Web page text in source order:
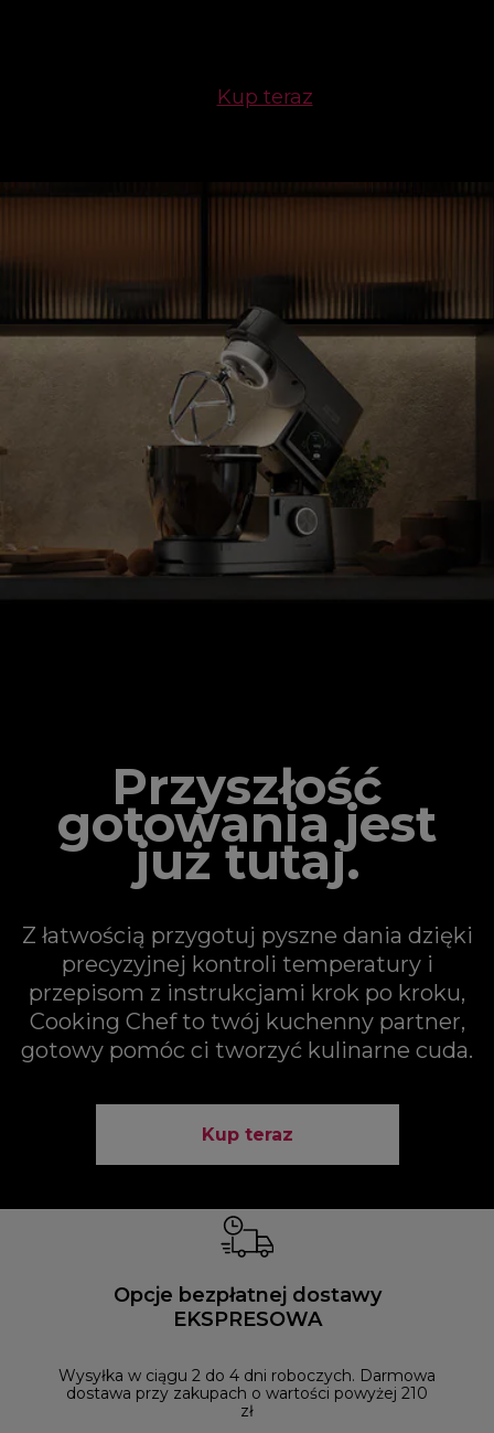
Kup teraz
Przyszłość
gotowania jest
już tutaj.
Z łatwością przygotuj pyszne dania dzięki
precyzyjnej kontroli temperatury i
przepisom z instrukcjami krok po kroku,
Cooking Chef to twój kuchenny partner,
gotowy pomóc ci tworzyć kulinarne cuda.
Kup teraz
Opcje bezpłatnej dostawy
EKSPRESOWA
Wysyłka w ciągu 2 do 4 dni roboczych. Darmowa
dostawa przy zakupach o wartości powyżej 210
zł